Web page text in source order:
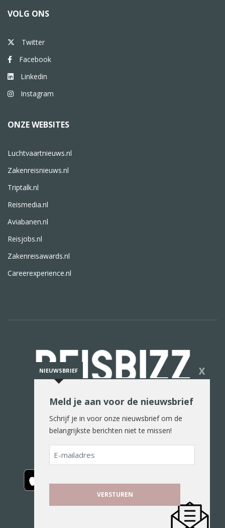
VOLG ONS
Twitter
Facebook
Linkedin
Instagram
ONZE WEBSITES
Luchtvaartnieuws.nl
Zakenreisnieuws.nl
Triptalk.nl
Reismedia.nl
Aviabanen.nl
Reisjobs.nl
Zakenreisawards.nl
Careerexperience.nl
De reiswereld in woord en beeld
NIEUWSBRIEF X
Meld je aan voor de nieuwsbrief
Schrijf je in voor onze nieuwsbrief om de
belangrijkste berichten niet te missen!
E-
mailadres